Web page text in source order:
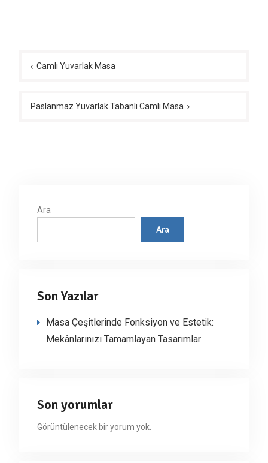
gezinmesi
Camlı Yuvarlak Masa
Paslanmaz Yuvarlak Tabanlı Camlı Masa
Ara
Ara
Son Yazılar
Masa Çeşitlerinde Fonksiyon ve Estetik:
Mekânlarınızı Tamamlayan Tasarımlar
Son yorumlar
Görüntülenecek bir yorum yok.